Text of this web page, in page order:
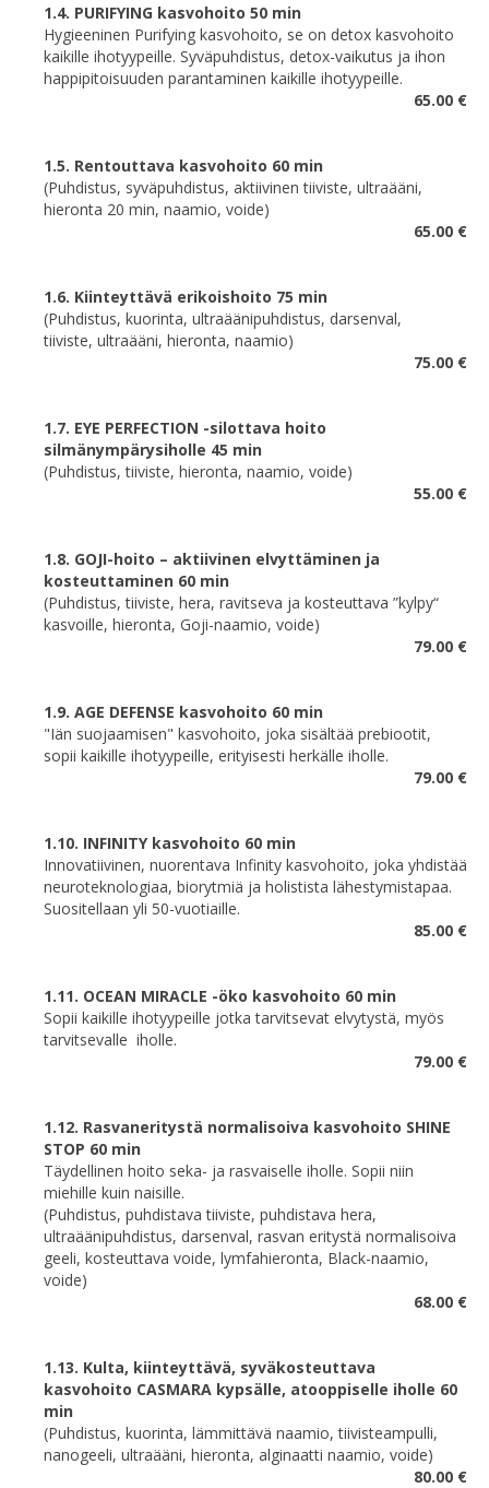
1.4. PURIFYING kasvohoito 50 min
Hygieeninen Purifying kasvohoito, se on detox kasvohoito
kaikille ihotyypeille. Syväpuhdistus, detox-vaikutus ja ihon
happipitoisuuden parantaminen kaikille ihotyypeille.
65.00 €
1.5. Rentouttava kasvohoito 60 min
(Puhdistus, syväpuhdistus, aktiivinen tiiviste, ultraääni,
hieronta 20 min, naamio, voide)
65.00 €
1.6. Kiinteyttävä erikoishoito 75 min
(Puhdistus, kuorinta, ultraäänipuhdistus, darsenval,
tiiviste, ultraääni, hieronta, naamio)
75.00 €
1.7. EYE PERFECTION -silottava hoito
silmänympärysiholle 45 min
(Puhdistus, tiiviste, hieronta, naamio, voide)
55.00 €
1.8. GOJI-hoito – aktiivinen elvyttäminen ja
kosteuttaminen 60 min
(Puhdistus, tiiviste, hera, ravitseva ja kosteuttava ”kylpy“
kasvoille, hieronta, Goji-naamio, voide)
79.00 €
1.9. AGE DEFENSE kasvohoito 60 min
"Iän suojaamisen" kasvohoito, joka sisältää prebiootit,
sopii kaikille ihotyypeille, erityisesti herkälle iholle.
79.00 €
1.10. INFINITY kasvohoito 60 min
Innovatiivinen, nuorentava Infinity kasvohoito, joka yhdistää
neuroteknologiaa, biorytmiä ja holistista lähestymistapaa.
Suositellaan yli 50-vuotiaille.
85.00 €
1.11. OCEAN MIRACLE -öko kasvohoito 60 min
Sopii kaikille ihotyypeille jotka tarvitsevat elvytystä, myös
tarvitsevalle iholle.
79.00 €
1.12. Rasvaneritystä normalisoiva kasvohoito SHINE
STOP 60 min
Täydellinen hoito seka- ja rasvaiselle iholle. Sopii niin
miehille kuin naisille.
(Puhdistus, puhdistava tiiviste, puhdistava hera,
ultraäänipuhdistus, darsenval, rasvan eritystä normalisoiva
geeli, kosteuttava voide, lymfahieronta, Black-naamio,
voide)
68.00 €
1.13. Kulta, kiinteyttävä, syväkosteuttava
kasvohoito CASMARA kypsälle, atooppiselle iholle 60
min
(Puhdistus, kuorinta, lämmittävä naamio, tiivisteampulli,
nanogeeli, ultraääni, hieronta, alginaatti naamio, voide)
80.00 €